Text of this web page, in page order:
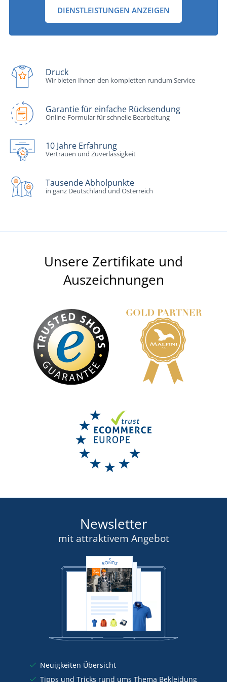
DIENSTLEISTUNGEN ANZEIGEN
Druck
Wir bieten Ihnen den kompletten rundum Service
Garantie für einfache Rücksendung
Online-Formular für schnelle Bearbeitung
10 Jahre Erfahrung
Vertrauen und Zuverlässigkeit
Tausende Abholpunkte
in ganz Deutschland und Österreich
Unsere Zertifikate und
Auszeichnungen
Newsletter
mit attraktivem Angebot
Neuigkeiten Übersicht
Tipps und Tricks rund ums Thema Bekleidung